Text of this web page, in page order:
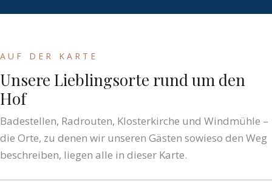
AUF DER KARTE
Unsere Lieblingsorte rund um den
Hof
Badestellen, Radrouten, Klosterkirche und Windmühle –
die Orte, zu denen wir unseren Gästen sowieso den Weg
beschreiben, liegen alle in dieser Karte.ROUTE PLANEN